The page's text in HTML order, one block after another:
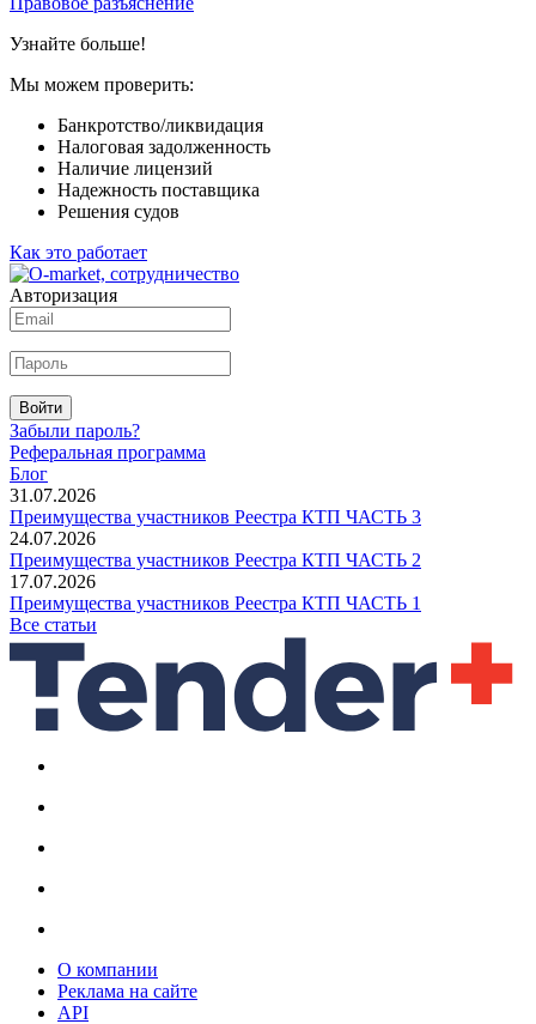
Узнайте больше!
Мы можем проверить:
Банкротство/ликвидация
Налоговая задолженность
Наличие лицензий
Надежность поставщика
Решения судов
Как это работает
Авторизация
Войти
Забыли пароль?
Реферальная программа
Блог
31.07.2026
Преимущества участников Реестра КТП ЧАСТЬ 3
24.07.2026
Преимущества участников Реестра КТП ЧАСТЬ 2
17.07.2026
Преимущества участников Реестра КТП ЧАСТЬ 1
Все статьи
О компании
Реклама на сайте
API